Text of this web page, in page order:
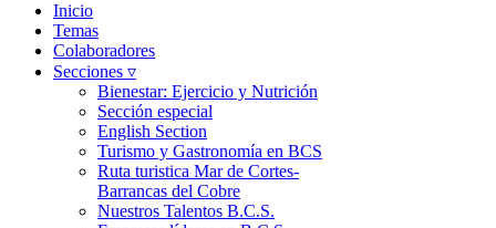
Inicio
Temas
Colaboradores
Secciones ▿
Bienestar: Ejercicio y Nutrición
Sección especial
English Section
Turismo y Gastronomía en BCS
Ruta turistica Mar de Cortes-
Barrancas del Cobre
Nuestros Talentos B.C.S.